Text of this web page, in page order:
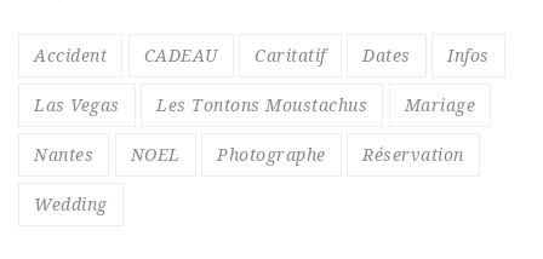
Accident CADEAU Caritatif Dates Infos
Las Vegas Les Tontons Moustachus Mariage
Nantes NOEL Photographe Réservation
Wedding